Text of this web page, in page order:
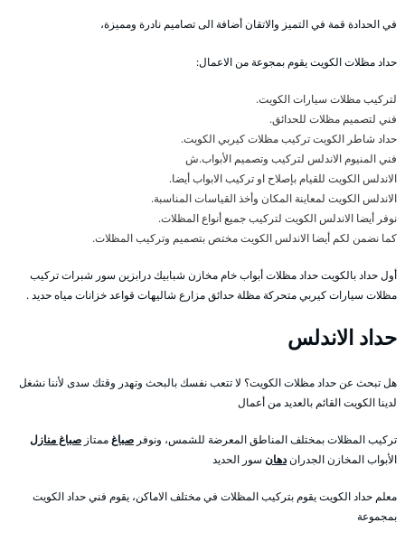
في الحدادة قمة في التميز والاتقان أضافة الى تصاميم نادرة ومميزة،
حداد مظلات الكويت يقوم بمجوعة من الاعمال:
لتركيب مظلات سيارات الكويت.
فني لتصميم مظلات للحدائق.
حداد شاطر الكويت تركيب مظلات كيربي الكويت.
فني المنيوم الاندلس لتركيب وتصميم الأبواب.ش
الاندلس الكويت للقيام بإصلاح او تركيب الابواب أيضا.
الاندلس الكويت لمعاينة المكان وأخذ القياسات المناسبة.
نوفر أيضا الاندلس الكويت لتركيب جميع أنواع المظلات.
كما نضمن لكم أيضا الاندلس الكويت مختص بتصميم وتركيب المظلات.
أول حداد بالكويت حداد مظلات أبواب خام مخازن شبابيك درابزين سور شبرات تركيب
مظلات سيارات كيربي متحركة مظلة حدائق مزارع شاليهات قواعد خزانات مياه حديد .
حداد الاندلس
هل تبحث عن حداد مظلات الكويت؟ لا تتعب نفسك بالبحث وتهدر وقتك سدى لأننا نشغل
لدينا الكويت القائم بالعديد من أعمال
تركيب المظلات بمختلف المناطق المعرضة للشمس، ونوفر صباغممتاز صباغ منازل
الأبواب المخازن الجدراندهان سور الحديد
معلم حداد الكويت يقوم بتركيب المظلات في مختلف الاماكن، يقوم فني حداد الكويت
بمجموعة